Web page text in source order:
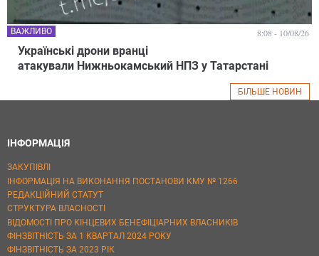
Українські дрони вранці
атакували Нижньокамський НПЗ у Татарстані
ВАЖЛИВО 8:08 - 10/08/26
БІЛЬШЕ НОВИН
ІНФОРМАЦІЯ
ЗАКУПІВЛІ
ІНФОРМАЦІЯ НА ВИКОНАННЯ ПОСТАНОВИ КМУ № 1266
РЕДАКЦІЙНИЙ СТАТУТ
СТРУКТУРА ВЛАСНОСТІ
ВІДОМОСТІ ПРО КІНЦЕВИХ БЕНЕФІЦІАРНИХ ВЛАСНИКІВ
ФІНЗВІТНІСТЬ ЗА 1 КВАРТАЛ 2024 РОКУ
ФІНЗВІТНІСТЬ ЗА 2023 РІК